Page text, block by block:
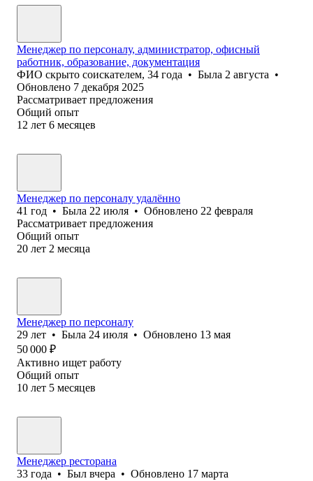
Менеджер по персоналу, администратор, офисный
работник, образование, документация
ФИО скрыто соискателем, 34 года • Была 2 августа •
Обновлено 7 декабря 2025
Рассматривает предложения
Общий опыт
12 лет 6 месяцев
Менеджер по персоналу удалённо
41 год • Была 22 июля • Обновлено 22 февраля
Рассматривает предложения
Общий опыт
20 лет 2 месяца
Менеджер по персоналу
29 лет • Была 24 июля • Обновлено 13 мая
50 000 ₽
Активно ищет работу
Общий опыт
10 лет 5 месяцев
Менеджер ресторана
33 года • Был вчера • Обновлено 17 марта